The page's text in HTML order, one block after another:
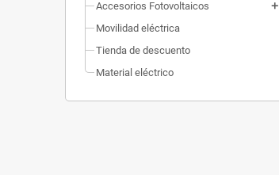
Accesorios Fotovoltaicos
add
Movilidad eléctrica
Tienda de descuento
Material eléctrico